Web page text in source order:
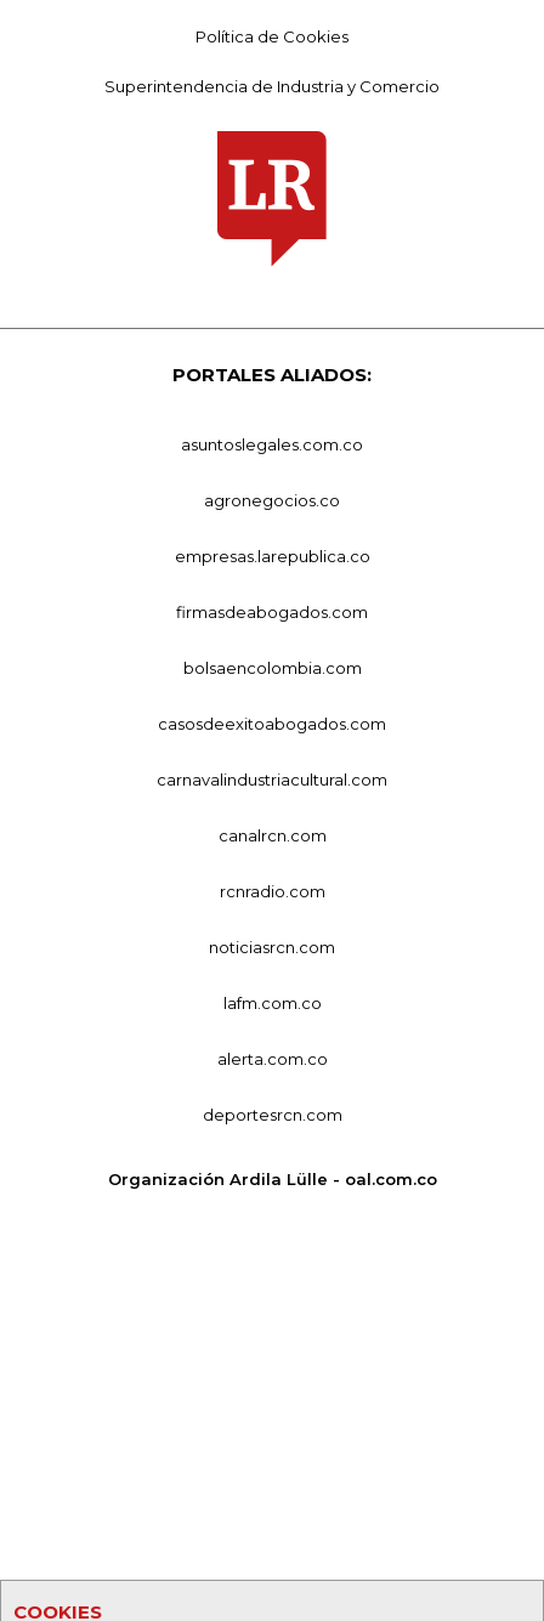
COOKIES
Política de Cookies
Superintendencia de Industria y Comercio
PORTALES ALIADOS:
asuntoslegales.com.co
agronegocios.co
empresas.larepublica.co
firmasdeabogados.com
bolsaencolombia.com
casosdeexitoabogados.com
carnavalindustriacultural.com
canalrcn.com
rcnradio.com
noticiasrcn.com
lafm.com.co
alerta.com.co
deportesrcn.com
Organización Ardila Lülle - oal.com.co